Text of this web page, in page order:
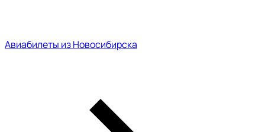
Авиабилеты из Новосибирска